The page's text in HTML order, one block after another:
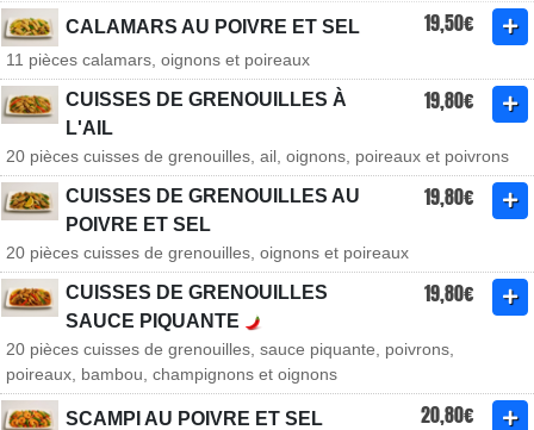
CALAMARS AU POIVRE ET SEL 19,50€
11 pièces calamars, oignons et poireaux
CUISSES DE GRENOUILLES À
L'AIL
19,80€
20 pièces cuisses de grenouilles, ail, oignons, poireaux et poivrons
CUISSES DE GRENOUILLES AU
POIVRE ET SEL
19,80€
20 pièces cuisses de grenouilles, oignons et poireaux
CUISSES DE GRENOUILLES
SAUCE PIQUANTE
19,80€
20 pièces cuisses de grenouilles, sauce piquante, poivrons,
poireaux, bambou, champignons et oignons
SCAMPI AU POIVRE ET SEL 20,80€